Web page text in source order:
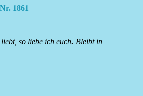
1861
so liebe ich euch. Bleibt in